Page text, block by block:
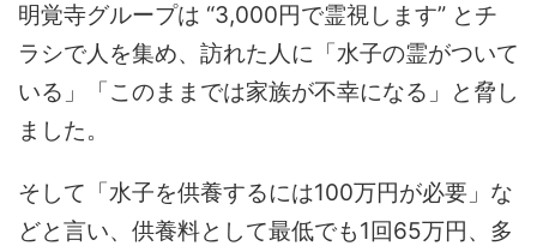
明覚寺グループは “3,000円で霊視します” とチ
ラシで人を集め、訪れた人に「水子の霊がついて
いる」「このままでは家族が不幸になる」と脅し
ました。
そして「水子を供養するには100万円が必要」な
どと言い、供養料として最低でも1回65万円、多